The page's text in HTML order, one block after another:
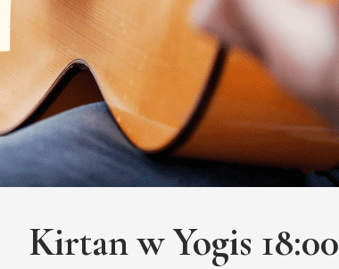
Kirtan w Yogis 18:00